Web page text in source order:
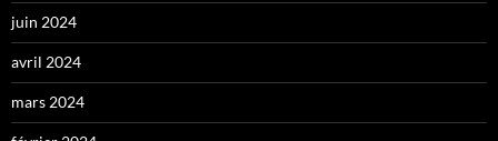
juin 2024
avril 2024
mars 2024